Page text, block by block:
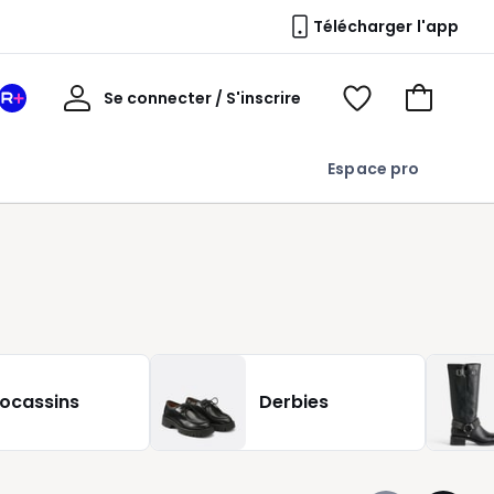
Télécharger l'app
Espace pro
Mon
Se connecter / S'inscrire
Mon
Voir
Voir
Derbies